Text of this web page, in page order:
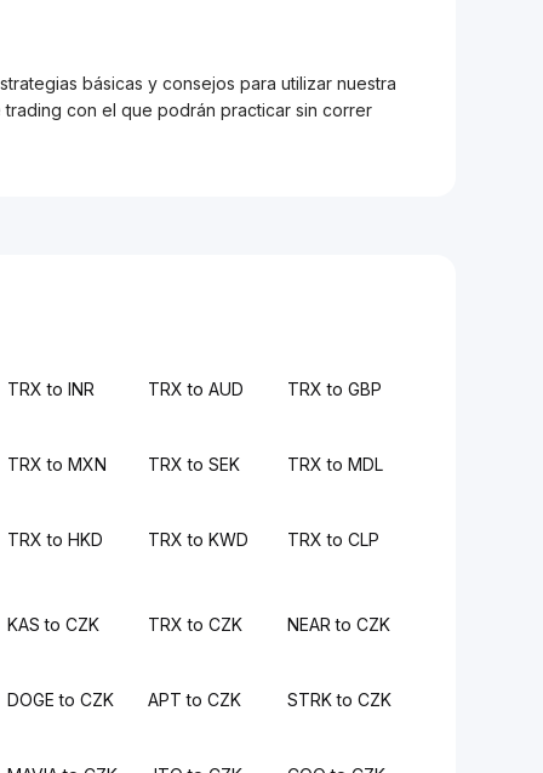
básicas y consejos para utilizar nuestra
con el que podrán practicar sin correr
TRX to INR TRX to AUD TRX to GBP
TRX to MXN TRX to SEK TRX to MDL
TRX to HKD TRX to KWD TRX to CLP
KAS to CZK TRX to CZK NEAR to CZK
DOGE to CZK APT to CZK STRK to CZK